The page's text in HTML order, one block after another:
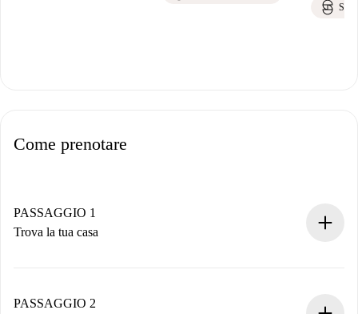
Come prenotare
PASSAGGIO 1
Trova la tua casa
Hai tutte le informazioni necessarie in anticipo.
PASSAGGIO 2